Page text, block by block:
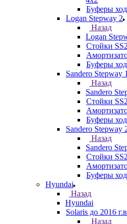
Буферы
Logan Stepway 2
Назад
Logan
Стойки
Буферы
Sandero Stepway 1
Назад
Sandero
Стойки
Буферы
Sandero Stepway
Назад
Sandero
Стойки
Буферы
Hyundai
Назад
Hyundai
Solaris до 2016
Назад